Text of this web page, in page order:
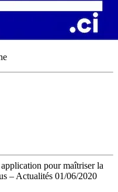
pour maîtriser la
– Actualités 01/06/2020